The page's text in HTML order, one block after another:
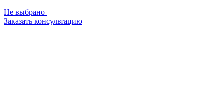
Не выбрано
Заказать консультацию